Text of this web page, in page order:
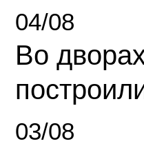
04/08
Во
03/08